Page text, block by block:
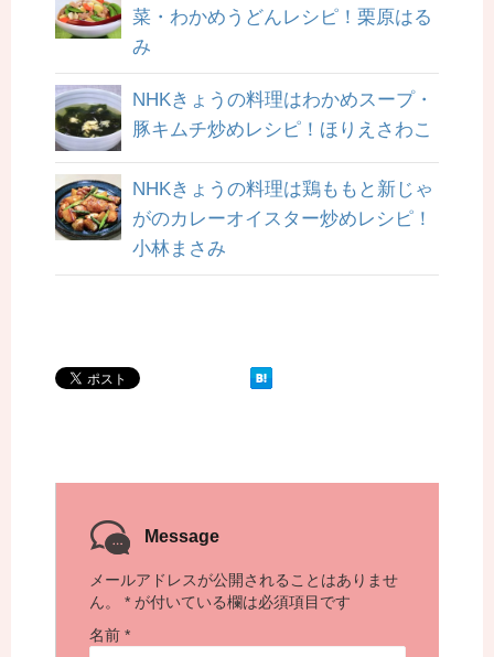
菜・わかめうどんレシピ！栗原はる
み
NHKきょうの料理はわかめスープ・
豚キムチ炒めレシピ！ほりえさわこ
NHKきょうの料理は鶏ももと新じゃ
がのカレーオイスター炒めレシピ！
小林まさみ
Message
メールアドレスが公開されることはありませ
ん。
* が付いている欄は必須項目です
名前 *